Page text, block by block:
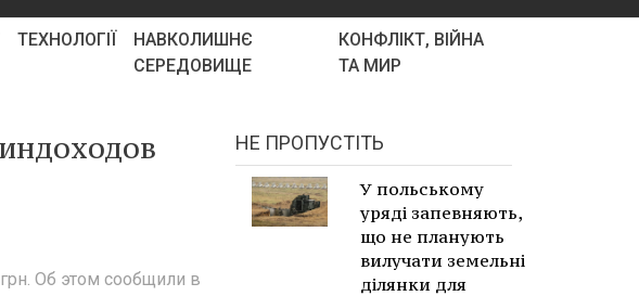
ТЕХНОЛОГІЇ
НАВКОЛИШНЄ
СЕРЕДОВИЩЕ
КОНФЛІКТ, ВІЙНА
ТА МИР
Об этом сообщили в
НЕ ПРОПУСТІТЬ
У польському
уряді запевняють,
що не планують
вилучати земельні
ділянки для